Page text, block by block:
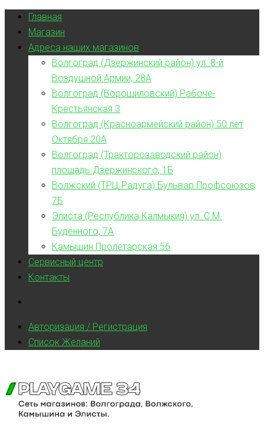
Главная
Магазин
Адреса наших магазинов
Волгоград (Дзержинский район) ул. 8-й
Воздушной Армии, 28А
Волгоград (Ворошиловский) Рабоче-
Крестьянская 3
Волгоград (Красноармейский район) 50 лет
Октября 20А
Волгоград (Тракторозаводский район)
площадь Дзержинского, 1Б
Волжский (ТРЦ Радуга) Бульвар Профсоюзов
7Б
Элиста (Республика Калмыкия) ул. С.М.
Будённого, 7А
Камышин Пролетарская 56
Сервисный центр
Контакты
Авторизация / Регистрация
Список Желаний